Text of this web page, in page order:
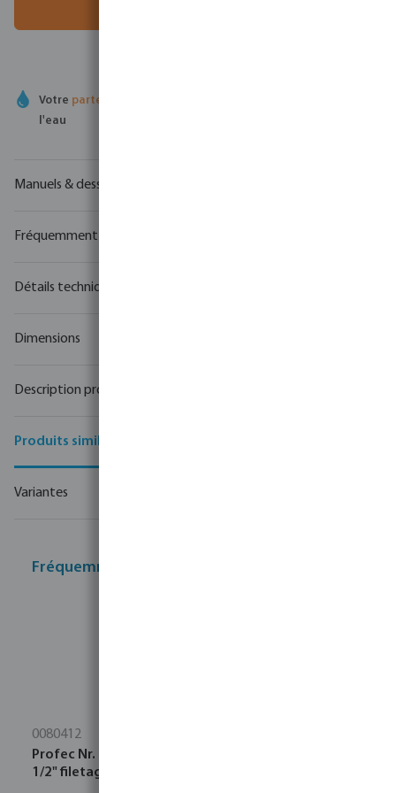
Votre partenaire commercial
l'eau
Manuels & dessins
Fréquemment achetés ensemble
Détails techniques
Dimensions
Description produit
Produits similaires
Variantes
Fréquemment achetés ensemble
0080412
Profec Nr. 23 Raccord de tuyau acier inoxydable 316
1/2" filetage mâle 16bar 80 mm